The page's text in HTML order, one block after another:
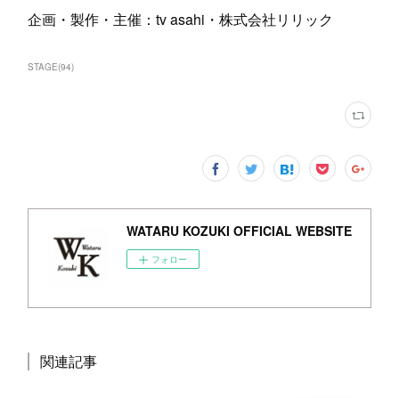
企画・製作・主催：tv asahi・株式会社リリック
STAGE(94)
WATARU KOZUKI OFFICIAL WEBSITE
フォロー
関連記事